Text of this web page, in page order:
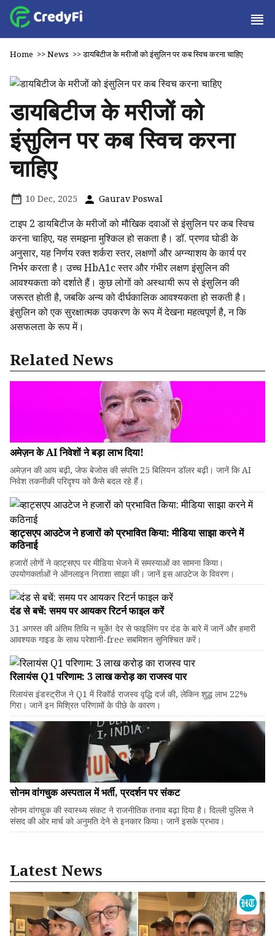
Home >>News >>डायबिटीज के मरीजों को इंसुलिन पर कब स्विच करना चाहिए
डायबिटीज के मरीजों को
इंसुलिन पर कब स्विच करना
चाहिए
10 Dec, 2025 Gaurav Poswal
टाइप 2 डायबिटीज के मरीजों को मौखिक दवाओं से इंसुलिन पर कब स्विच
करना चाहिए, यह समझना मुश्किल हो सकता है। डॉ. प्रणव घोडी के
अनुसार, यह निर्णय रक्त शर्करा स्तर, लक्षणों और अग्न्याशय के कार्य पर
निर्भर करता है। उच्च HbA1c स्तर और गंभीर लक्षण इंसुलिन की
आवश्यकता को दर्शाते हैं। कुछ लोगों को अस्थायी रूप से इंसुलिन की
जरूरत होती है, जबकि अन्य को दीर्घकालिक आवश्यकता हो सकती है।
इंसुलिन को एक सुरक्षात्मक उपकरण के रूप में देखना महत्वपूर्ण है, न कि
असफलता के रूप में।
Related News
अमेज़न के AI निवेशों ने बड़ा लाभ दिया!
अमेज़न की आय बढ़ी, जेफ बेजोस की संपत्ति 25 बिलियन डॉलर बढ़ी। जानें कि AI
निवेश तकनीकी परिदृश्य को कैसे बदल रहे हैं।
व्हाट्सएप आउटेज ने हजारों को प्रभावित किया: मीडिया साझा करने में
कठिनाई
हजारों लोगों ने व्हाट्सएप पर मीडिया भेजने में समस्याओं का सामना किया।
उपयोगकर्ताओं ने ऑनलाइन निराशा साझा की। जानें इस आउटेज के विवरण।
दंड से बचें: समय पर आयकर रिटर्न फाइल करें
31 अगस्त की अंतिम तिथि न चूकें! देर से फाइलिंग पर दंड के बारे में जानें और हमारी
आवश्यक गाइड के साथ परेशानी-free सबमिशन सुनिश्चित करें।
रिलायंस Q1 परिणाम: ₹3 लाख करोड़ का राजस्व पार
रिलायंस इंडस्ट्रीज ने Q1 में रिकॉर्ड राजस्व वृद्धि दर्ज की, लेकिन शुद्ध लाभ 22%
गिरा। जानें इन मिश्रित परिणामों के पीछे के कारण।
सोनम वांगचुक अस्पताल में भर्ती, प्रदर्शन पर संकट
सोनम वांगचुक की स्वास्थ्य संकट ने राजनीतिक तनाव बढ़ा दिया है। दिल्ली पुलिस ने
संसद की ओर मार्च को अनुमति देने से इनकार किया। जानें इसके प्रभाव।
Latest News